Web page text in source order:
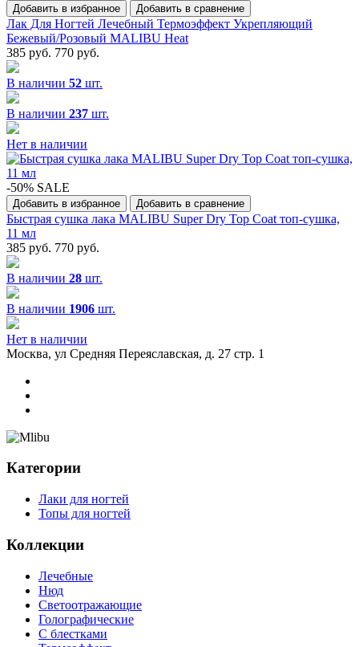
Добавить в избранное Добавить в сравнение
Лак Для Ногтей Лечебный Термоэффект Укрепляющий
Бежевый/Розовый MALIBU Heat
385 руб. 770 руб.
В наличии 52 шт.
В наличии 237 шт.
Нет в наличии
-50% SALE
Добавить в избранное Добавить в сравнение
Быстрая сушка лака MALIBU Super Dry Top Coat топ-сушка,
11 мл
385 руб. 770 руб.
В наличии 28 шт.
В наличии 1906 шт.
Нет в наличии
Москва, ул Средняя Переяславская, д. 27 стр. 1
Категории
Лаки для ногтей
Топы для ногтей
Коллекции
Лечебные
Нюд
Светоотражающие
Голографические
С блестками